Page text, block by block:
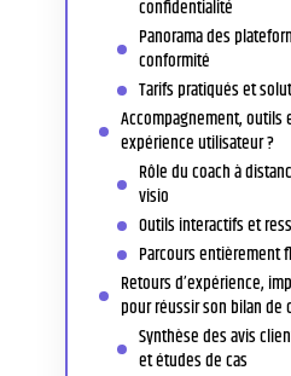
confidentialité
Panorama des
conformité
Tarifs pratiqués et
Accompagnement,
expérience utilisateur ?
Rôle du coach à
visio
Outils interactifs et
Parcours entièrement
Retours d’expérience,
pour réussir son bilan
Synthèse des avis
et études de cas